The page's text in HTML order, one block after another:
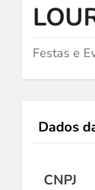
Festas e
Dados
CNPJ